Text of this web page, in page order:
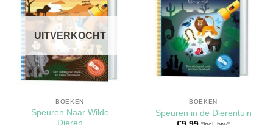
Toevoegen
aan
verlanglijst
UITVERKOCHT
BOEKEN
Speuren Naar Wilde
Dieren
Toevoegen
aan
verlanglijst
BOEKEN
Speuren in de Dierentuin